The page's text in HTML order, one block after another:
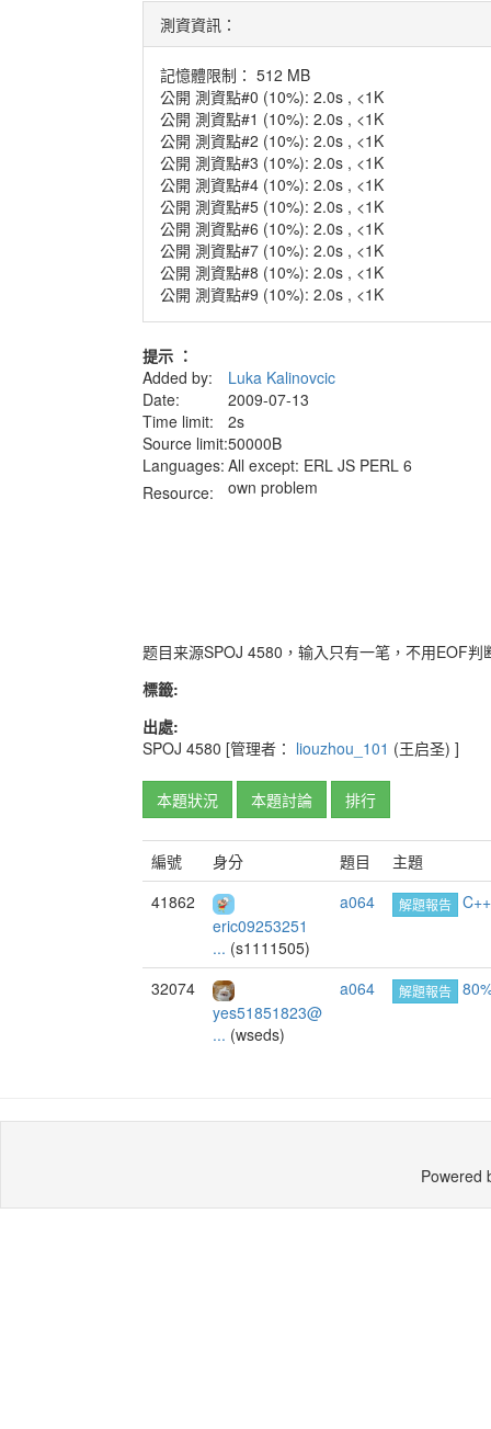
測資資訊：
記憶體限制： 512 MB
公開 測資點#0 (10%): 2.0s , <1K
公開 測資點#1 (10%): 2.0s , <1K
公開 測資點#2 (10%): 2.0s , <1K
公開 測資點#3 (10%): 2.0s , <1K
公開 測資點#4 (10%): 2.0s , <1K
公開 測資點#5 (10%): 2.0s , <1K
公開 測資點#6 (10%): 2.0s , <1K
公開 測資點#7 (10%): 2.0s , <1K
公開 測資點#8 (10%): 2.0s , <1K
公開 測資點#9 (10%): 2.0s , <1K
提示 ：
Added by:
Luka Kalinovcic
Date:
2009-07-13
Time limit:
2s
Source limit:50000B
Languages: All except: ERL JS PERL 6
Resource:
own problem
题目来源SPOJ 4580，输入只有一笔，不用EOF判
標籤:
出處:
SPOJ 4580 [管理者： liouzhou_101 (王启圣) ]
本題狀況 本題討論 排行
編號 身分 題目
主題
41862
eric09253251
... (s1111505)
a064 解題報告
32074
yes51851823@
... (wseds)
a064 解題報告
Powered